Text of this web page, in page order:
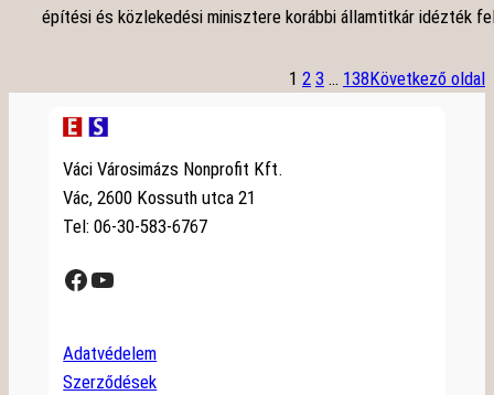
építési és közlekedési minisztere korábbi államtitkár idézték
1 2 3 … 138Következő oldal
Váci Városimázs Nonprofit Kft.
Vác, 2600 Kossuth utca 21
Tel: 06-30-583-6767
Facebook YouTube
Adatvédelem
Szerződések